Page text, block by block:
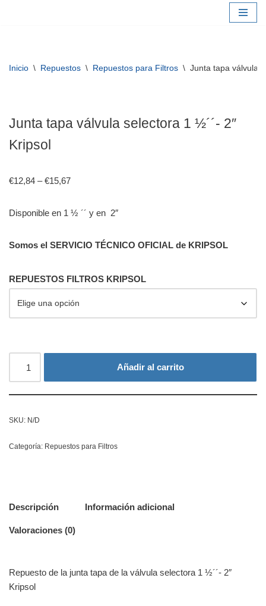
Inicio \ Repuestos \ Repuestos para Filtros \ Junta tapa válvula
Junta tapa válvula selectora 1 ½´´- 2″
Kripsol
€12,84 –€15,67
Disponible en 1 ½ ´´ y en 2″
Somos el SERVICIO TÉCNICO OFICIAL de KRIPSOL
REPUESTOS FILTROS KRIPSOL
Añadir al carrito
SKU: N/D
Categoría: Repuestos para Filtros
Descripción Información adicional
Valoraciones (0)
Repuesto de la junta tapa de la válvula selectora 1 ½´´- 2″
Kripsol